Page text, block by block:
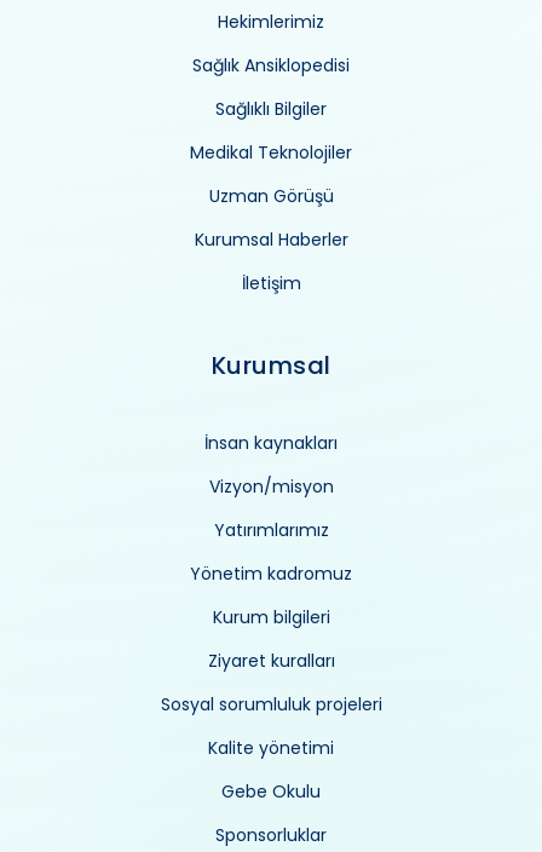
Hekimlerimiz
Sağlık Ansiklopedisi
Sağlıklı Bilgiler
Medikal Teknolojiler
Uzman Görüşü
Kurumsal Haberler
İletişim
Kurumsal
İnsan kaynakları
Vizyon/misyon
Yatırımlarımız
Yönetim kadromuz
Kurum bilgileri
Ziyaret kuralları
Sosyal sorumluluk projeleri
Kalite yönetimi
Gebe Okulu
Sponsorluklar